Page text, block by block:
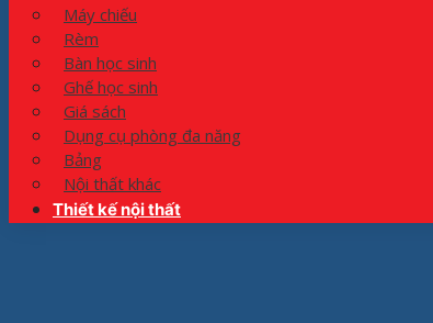
Máy chiếu
Rèm
Bàn học sinh
Ghế học sinh
Giá sách
Dụng cụ phòng đa năng
Bảng
Nội thất khác
Thiết kế nội thất